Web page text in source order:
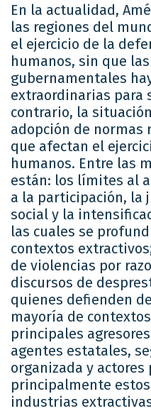
En la actualidad,
las regiones del
el ejercicio de la
humanos, sin que
gubernamentales
extraordinarias para
contrario, la
adopción de normas
que afectan el
humanos. Entre las
están: los límites al
a la participación, la
social y la
las cuales se
contextos
de violencias por
discursos de
quienes defienden
mayoría de
principales
agentes estatales,
organizada y
principalmente
industrias